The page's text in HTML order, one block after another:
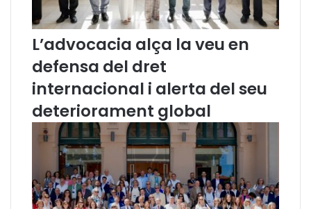
y
o
L’advocacia alça la veu en
defensa del dret
internacional i alerta del seu
deteriorament global